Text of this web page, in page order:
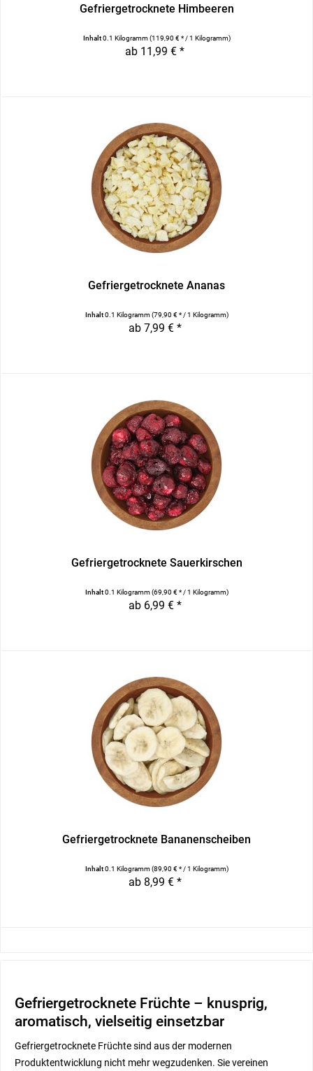
Gefriergetrocknete Himbeeren
Inhalt0.1 Kilogramm(119,90 € * / 1 Kilogramm)
ab 11,99 € *
Gefriergetrocknete Ananas
Inhalt0.1 Kilogramm(79,90 € * / 1 Kilogramm)
ab 7,99 € *
Gefriergetrocknete Sauerkirschen
Inhalt0.1 Kilogramm(69,90 € * / 1 Kilogramm)
ab 6,99 € *
Gefriergetrocknete Bananenscheiben
Inhalt0.1 Kilogramm(89,90 € * / 1 Kilogramm)
ab 8,99 € *
Gefriergetrocknete Früchte – knusprig,
aromatisch, vielseitig einsetzbar
Gefriergetrocknete Früchte sind aus der modernen
Produktentwicklung nicht mehr wegzudenken. Sie vereinen